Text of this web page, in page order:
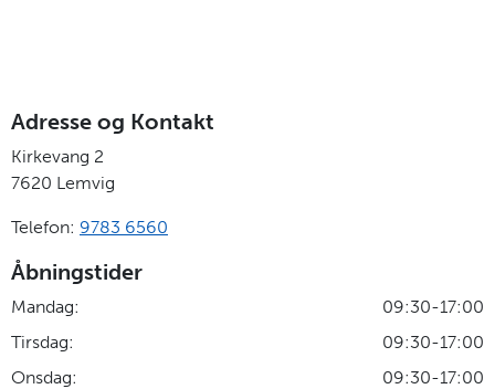
Adresse og Kontakt
Kirkevang 2
7620 Lemvig
Telefon: 9783 6560
Åbningstider
Mandag:
09:30-17:00
Tirsdag:
09:30-17:00
Onsdag:
09:30-17:00